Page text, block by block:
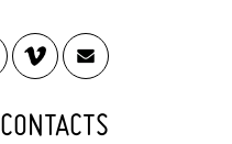
CONTACTS